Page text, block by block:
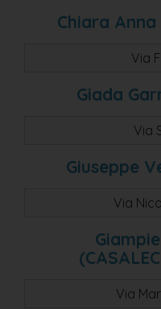
crevalcore - bevilacqua
pieve di cento
rastignano (pianoro)
rastignano di pianoro
Chiara
Via
Giada
Via
Giuseppe
Via
Via